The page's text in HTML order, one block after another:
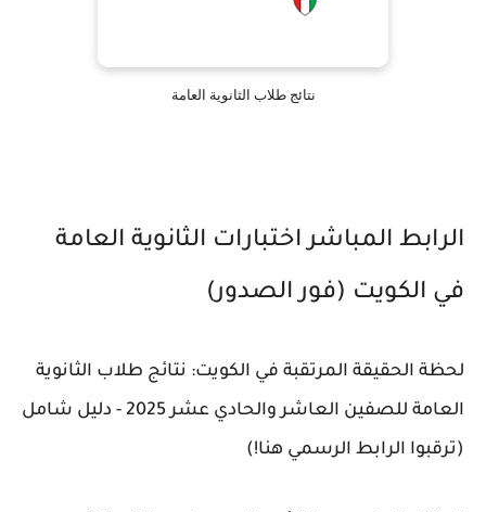
نتائج طلاب الثانوية العامة
الرابط المباشر اختبارات الثانوية العامة
في الكويت (فور الصدور)
لحظة الحقيقة المرتقبة في الكويت: نتائج طلاب الثانوية
العامة للصفين العاشر والحادي عشر 2025 - دليل شامل
(ترقبوا الرابط الرسمي هنا!)